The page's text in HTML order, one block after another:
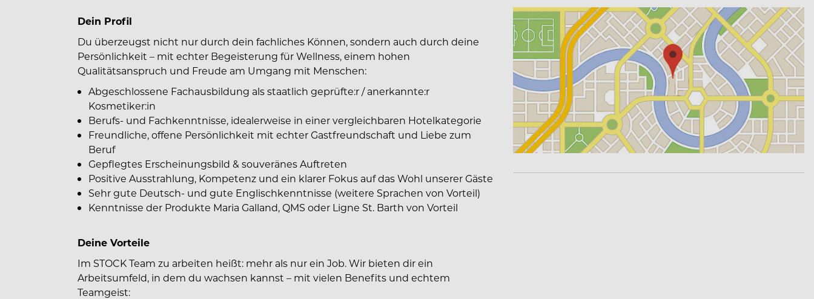
Dein Profil
Du überzeugst nicht nur durch dein fachliches Können, sondern auch durch deine
Persönlichkeit – mit echter Begeisterung für Wellness, einem hohen
Qualitätsanspruch und Freude am Umgang mit Menschen:
Abgeschlossene Fachausbildung als staatlich geprüfte:r / anerkannte:r
Kosmetiker:in
Berufs- und Fachkenntnisse, idealerweise in einer vergleichbaren Hotelkategorie
Freundliche, offene Persönlichkeit mit echter Gastfreundschaft und Liebe zum
Beruf
Gepflegtes Erscheinungsbild & souveränes Auftreten
Positive Ausstrahlung, Kompetenz und ein klarer Fokus auf das Wohl unserer Gäste
Sehr gute Deutsch- und gute Englischkenntnisse (weitere Sprachen von Vorteil)
Kenntnisse der Produkte Maria Galland, QMS oder Ligne St. Barth von Vorteil
Deine Vorteile
Im STOCK Team zu arbeiten heißt: mehr als nur ein Job. Wir bieten dir ein
Arbeitsumfeld, in dem du wachsen kannst – mit vielen Benefits und echtem
Teamgeist: